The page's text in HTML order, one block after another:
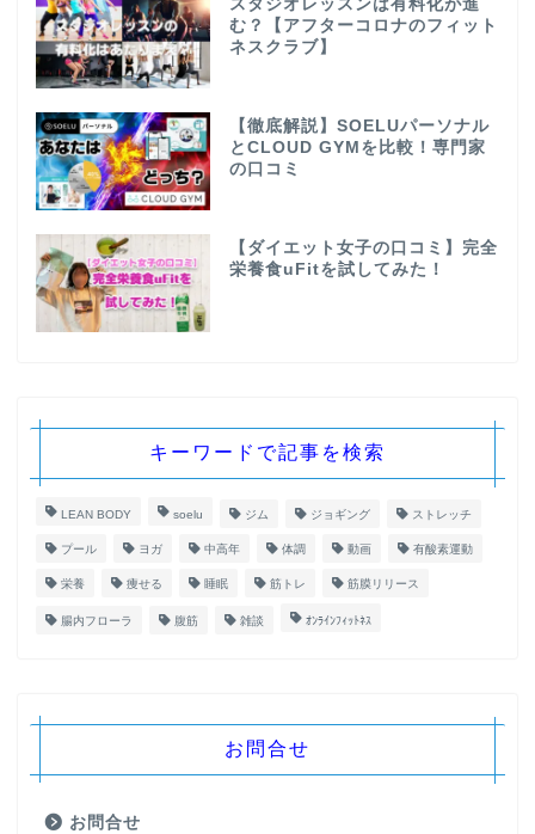
スタジオレッスンは有料化が進
む？【アフターコロナのフィット
ネスクラブ】
【徹底解説】SOELUパーソナル
とCLOUD GYMを比較！専門家
の口コミ
【ダイエット女子の口コミ】完全
栄養食uFitを試してみた！
キーワードで記事を検索
LEAN BODY soelu ジム ジョギング ストレッチ
プール ヨガ 中高年 体調 動画 有酸素運動
栄養 痩せる 睡眠 筋トレ 筋膜リリース
腸内フローラ 腹筋 雑談 ｵﾝﾗｲﾝﾌｨｯﾄﾈｽ
お問合せ
お問合せ